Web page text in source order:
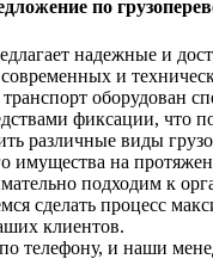
по
надежные и
современных и
оборудован
фиксации, что
различные виды
имущества на
подходим к
сделать процесс
клиентов.
телефону, и наши